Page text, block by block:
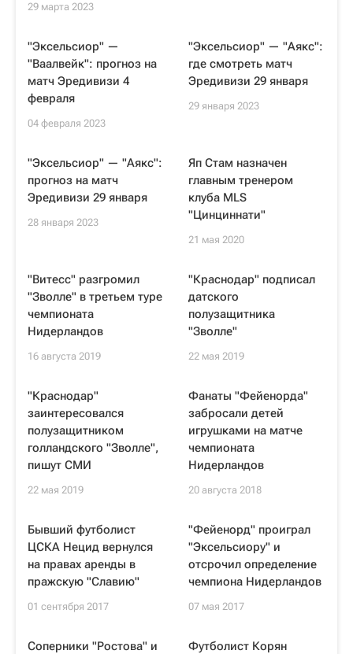
29 марта 2023
"Эксельсиор" —
"Ваалвейк": прогноз на
матч Эредивизи 4
февраля
04 февраля 2023
"Эксельсиор" — "Аякс":
где смотреть матч
Эредивизи 29 января
29 января 2023
"Эксельсиор" — "Аякс":
прогноз на матч
Эредивизи 29 января
28 января 2023
Яп Стам назначен
главным тренером
клуба MLS
"Цинциннати"
21 мая 2020
"Витесс" разгромил
"Зволле" в третьем туре
чемпионата
Нидерландов
16 августа 2019
"Краснодар" подписал
датского
полузащитника
"Зволле"
22 мая 2019
"Краснодар"
заинтересовался
полузащитником
голландского "Зволле",
пишут СМИ
22 мая 2019
Фанаты "Фейенорда"
забросали детей
игрушками на матче
чемпионата
Нидерландов
20 августа 2018
Бывший футболист
ЦСКА Нецид вернулся
на правах аренды в
пражскую "Славию"
01 сентября 2017
"Фейенорд" проиграл
"Эксельсиору" и
отсрочил определение
чемпиона Нидерландов
07 мая 2017
Соперники "Ростова" и
Футболист Корян